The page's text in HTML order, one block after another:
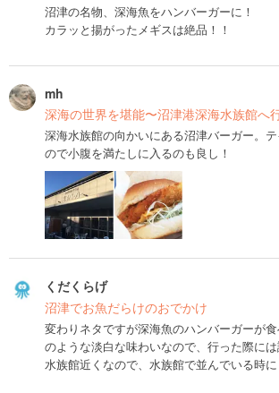
沼津の名物、深海魚をハンバーガーに！
カラッと揚がったメギスは絶品！！
mh
深海の世界を堪能〜沼津港深海水族館へ
深海水族館の向かいにある沼津バーガー。
ので小腹を満たしに入るのも良し！
くだくらげ
沼津でお魚だらけのおでかけ
変わりネタですが深海魚のハンバーガーが
のような淡白な味わいなので、行った際には
水族館近くなので、水族館で並んでいる時に